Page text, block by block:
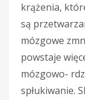
krążenia,
są
mózgowe
powstaje
mózgowo-
spłukiwanie.